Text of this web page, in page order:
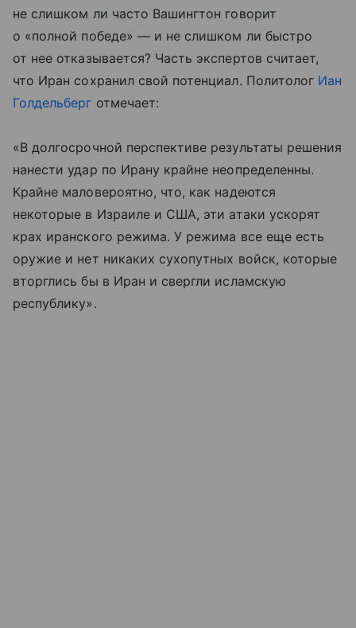
не слишком ли часто Вашингтон говорит
о «полной победе» — и не слишком ли быстро
от нее отказывается? Часть экспертов считает,
что Иран сохранил свой потенциал. Политолог Иан
Голдельберг отмечает:
«В долгосрочной перспективе результаты решения
нанести удар по Ирану крайне неопределенны.
Крайне маловероятно, что, как надеются
некоторые в Израиле и США, эти атаки ускорят
крах иранского режима. У режима все еще есть
оружие и нет никаких сухопутных войск, которые
вторглись бы в Иран и свергли исламскую
республику».